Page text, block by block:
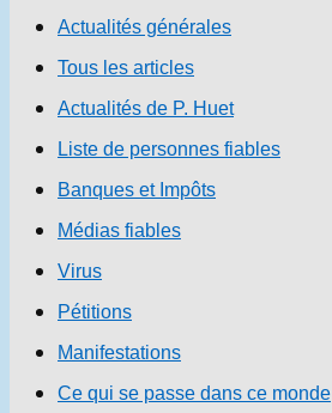
Actualités générales
Tous les articles
Actualités de P. Huet
Liste de personnes fiables
Banques et Impôts
Médias fiables
Virus
Pétitions
Manifestations
Ce qui se passe dans ce monde